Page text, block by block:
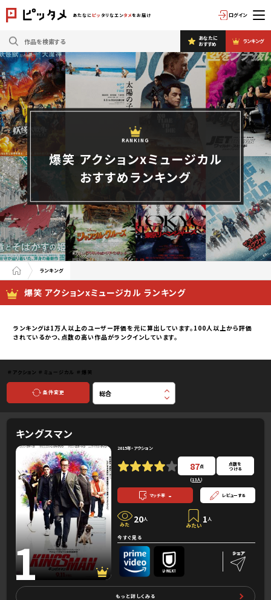
あたなに ピッ タリなエンタメをお届け ログイン
あなたに
おすすめ
ランキング
RANKING
爆笑 アクションxミュージカル
おすすめランキング
ランキング
爆笑 アクションxミュージカル ランキング
ランキングは1万人以上のユーザー評価を元に算出しています。100人以上から評価
されているかつ、点数の高い作品がランクインしています。
＃アクション ＃ミュージカル ＃爆笑
条件変更
キングスマン
1
2015年・アクション
87点
(13人）
点数を
つける
マッチ率 - レビューする
20人 1人
今すぐ見る
もっと詳しくみる